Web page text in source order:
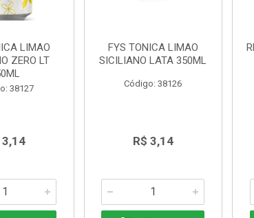
LIMAO
ZERO LT
38127
3,14
FYS TONICA LIMAO
SICILIANO LATA 350ML
Código: 38126
R$ 3,14